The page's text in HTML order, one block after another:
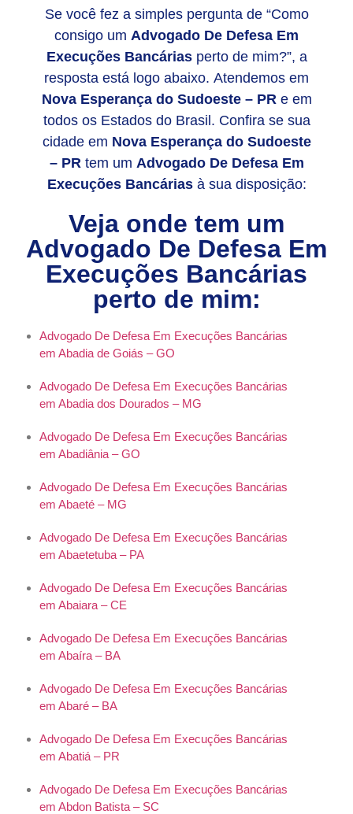
Se você fez a simples pergunta de “Como
consigo um Advogado De Defesa Em
Execuções Bancáriasperto de mim?”, a
resposta está logo abaixo. Atendemos em
Nova Esperança do Sudoeste – PR e em
todos os Estados do Brasil. Confira se sua
cidade em Nova Esperança do Sudoeste
– PR tem um Advogado De Defesa Em
Execuções Bancáriasà sua disposição:
Veja onde tem um
Advogado De Defesa Em
Execuções Bancárias
perto de mim:
Advogado De Defesa Em Execuções Bancárias
em Abadia de Goiás – GO
Advogado De Defesa Em Execuções Bancárias
em Abadia dos Dourados – MG
Advogado De Defesa Em Execuções Bancárias
em Abadiânia – GO
Advogado De Defesa Em Execuções Bancárias
em Abaeté – MG
Advogado De Defesa Em Execuções Bancárias
em Abaetetuba – PA
Advogado De Defesa Em Execuções Bancárias
em Abaiara – CE
Advogado De Defesa Em Execuções Bancárias
em Abaíra – BA
Advogado De Defesa Em Execuções Bancárias
em Abaré – BA
Advogado De Defesa Em Execuções Bancárias
em Abatiá – PR
Advogado De Defesa Em Execuções Bancárias
em Abdon Batista – SC